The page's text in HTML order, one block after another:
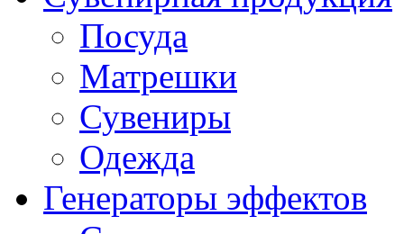
Посуда
Матрешки
Сувениры
Одежда
Генераторы эффектов